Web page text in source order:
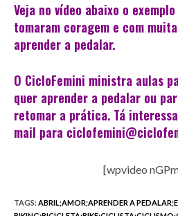
Veja no vídeo abaixo o
tomaram coragem e com
aprender a pedalar.
O CicloFemini ministra aulas
quer aprender a pedalar ou
retomar a prática. Tá
mail para
[wpvideo
TAGS:ABRIL;AMOR;APRENDER A